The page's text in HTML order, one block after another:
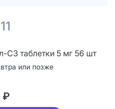
11
СЗ таблетки 5 мг 56 шт
или позже
₽